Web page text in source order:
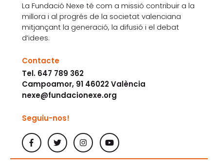
La Fundació Nexe té com a missió contribuir a la
millora i al progrés de la societat valenciana
mitjançant la generació, la difusió i el debat
d’idees.
Contacte
Tel. 647 789 362
Campoamor, 91 46022 València
nexe@fundacionexe.org
Seguiu-nos!